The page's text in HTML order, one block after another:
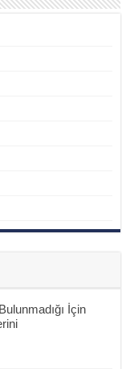
İçin